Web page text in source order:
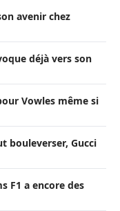
avenir chez
déjà vers son
Vowles même si
bouleverser, Gucci
F1 a encore des